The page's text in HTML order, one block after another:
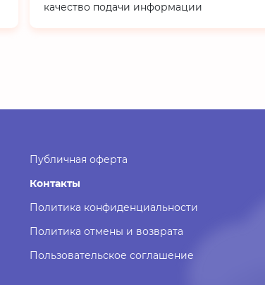
качество подачи информации
Публичная оферта
Контакты
Политика конфиденциальности
Политика отмены и возврата
Пользовательское соглашение